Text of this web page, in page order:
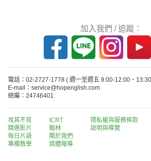
加入我們 / 追蹤：
電話：02-2727-1778 ( 週一至週五 9:00-12:00、
E-mail：service@hopenglish.com
統編：24746401
攻其不背
精選影片
每日片語
專欄教學
ICRT
翰林
關於我們
媒體報導
隱私權與服務條款
說明與導覽